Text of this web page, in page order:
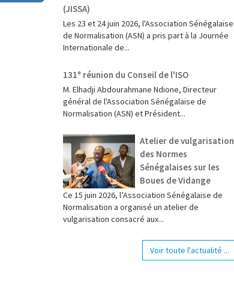
(JISSA)
‎Les 23 et 24 juin 2026, l'Association Sénégalaise
de Normalisation (ASN) a pris part à la Journée
Internationale de...
131ᵉ réunion du Conseil de l'ISO
M. Elhadji Abdourahmane Ndione, Directeur
général de l'Association Sénégalaise de
Normalisation (ASN) et Président...
Atelier de vulgarisation
des Normes
Sénégalaises sur les
Boues de Vidange
Ce 15 juin 2026, l’Association Sénégalaise de
Normalisation a organisé un atelier de
vulgarisation consacré aux...
Voir toute l'actualité ...